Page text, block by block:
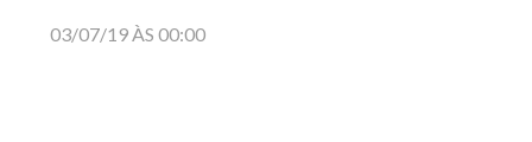
03/07/19 ÀS 00:00